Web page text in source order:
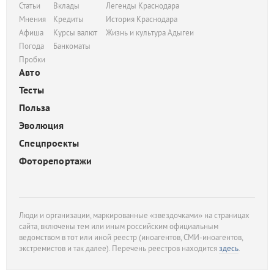
Статьи
Мнения
Афиша
Погода
Пробки
Вклады
Кредиты
Курсы валют
Банкоматы
Легенды Краснодара
История Краснодара
Жизнь и культура Адыгеи
Авто
Тесты
Польза
Эволюция
Спецпроекты
Фоторепортажи
Люди и организации, маркированные «звездочками» на страницах
сайта, включены тем или иным российским официальным
ведомством в тот или иной реестр (иноагентов, СМИ-иноагентов,
экстремистов и так далее). Перечень реестров находитсяздесь.